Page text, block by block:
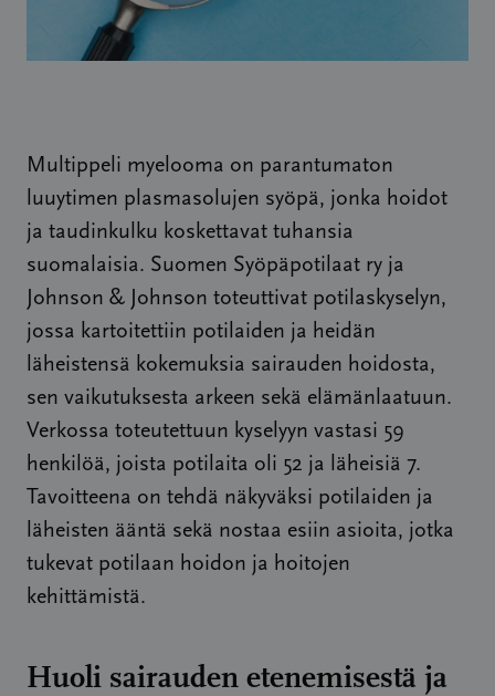
Multippeli myelooma on parantumaton
luuytimen plasmasolujen syöpä, jonka hoidot
ja taudinkulku koskettavat tuhansia
suomalaisia. Suomen Syöpäpotilaat ry ja
Johnson & Johnson toteuttivat potilaskyselyn,
jossa kartoitettiin potilaiden ja heidän
läheistensä kokemuksia sairauden hoidosta,
sen vaikutuksesta arkeen sekä elämänlaatuun.
Verkossa toteutettuun kyselyyn vastasi 59
henkilöä, joista potilaita oli 52 ja läheisiä 7.
Tavoitteena on tehdä näkyväksi potilaiden ja
läheisten ääntä sekä nostaa esiin asioita, jotka
tukevat potilaan hoidon ja hoitojen
kehittämistä.
Huoli sairauden etenemisestä ja